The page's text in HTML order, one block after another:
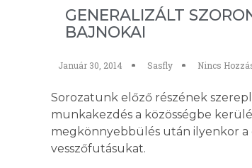
GENERALIZÁLT
BAJNOKAI
Január 30, 2014 Sasfly Nincs
Sorozatunk előző részének
munkakezdés a közösségbe
megkönnyebbülés után ilyenkor a
vesszőfutásukat.